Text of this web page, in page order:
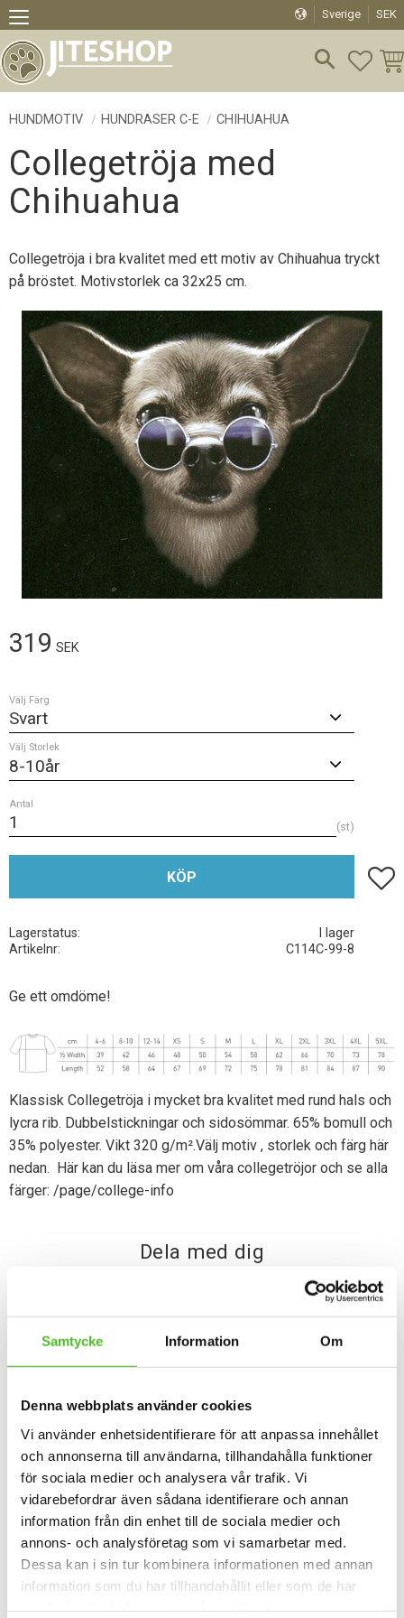
Samtycke Information Om
Denna webbplats använder cookies
Vi använder enhetsidentifierare för att anpassa innehållet
och annonserna till användarna, tillhandahålla funktioner
för sociala medier och analysera vår trafik. Vi
vidarebefordrar även sådana identifierare och annan
information från din enhet till de sociala medier och
annons- och analysföretag som vi samarbetar med.
Dessa kan i sin tur kombinera informationen med annan
information som du har tillhandahållit eller som de har
Meny
Sverige SEK
HUNDMOTIV HUNDRASER C-E CHIHUAHUA
Collegetröja med
Chihuahua
Collegetröja i bra kvalitet med ett motiv av Chihuahua tryckt
på bröstet. Motivstorlek ca 32x25 cm.
319 SEK
Välj Färg
Välj Storlek
Antal
st
KÖP Lägg
Lagerstatus
I lager
Artikelnr
C114C-99-8
Ge ett omdöme!
Klassisk Collegetröja i mycket bra kvalitet med rund hals och
lycra rib. Dubbelstickningar och sidosömmar. 65% bomull och
35% polyester. Vikt 320 g/m².Välj motiv , storlek och färg här
nedan. Här kan du läsa mer om våra collegetröjor och se alla
färger: /page/college-info
Dela med dig
Omdömen
Du
Bli den första att lämna ett omdöme.